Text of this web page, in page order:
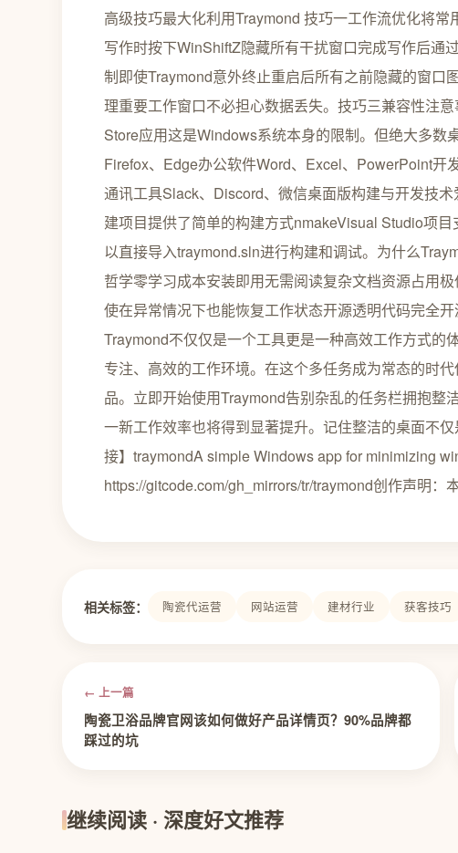
高级技巧最大化利用Traymond 技巧一工作流优化将
写作时按下WinShiftZ隐藏所有干扰窗口完成写作后通
制即使Traymond意外终止重启后所有之前隐藏的窗口
理重要工作窗口不必担心数据丢失。技巧三兼容性注
Store应用这是Windows系统本身的限制。但绝大多数
Firefox、Edge办公软件Word、Excel、PowerPoint
通讯工具Slack、Discord、微信桌面版构建与开发技
建项目提供了简单的构建方式nmakeVisual Studio项
以直接导入traymond.sln进行构建和调试。为什么
哲学零学习成本安装即用无需阅读复杂文档资源占用
使在异常情况下也能恢复工作状态开源透明代码完全
Traymond不仅仅是一个工具更是一种高效工作方式的
专注、高效的工作环境。在这个多任务成为常态的时
品。立即开始使用Traymond告别杂乱的任务栏拥抱
一新工作效率也将得到显著提升。记住整洁的桌面不
接】traymondA simple Windows app for minimizing
https://gitcode.com/gh_mirrors/tr/traymond创作声明
相关标签： 陶瓷代运营 网站运营 建材行业 获客技巧
← 上一篇
陶瓷卫浴品牌官网该如何做好产品详情页？90%品牌都
踩过的坑
继续阅读 · 深度好文推荐